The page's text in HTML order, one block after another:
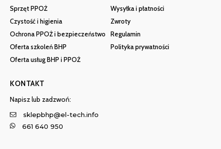
Sprzęt PPOŻ
Czystość i higienia
Ochrona PPOŻ i bezpieczeństwo
Oferta szkoleń BHP
Oferta usług BHP i PPOŻ
Wysyłka i płatności
Zwroty
Regulamin
Polityka prywatności
KONTAKT
Napisz lub zadzwoń:
sklepbhp@el-tech.info
661 640 950